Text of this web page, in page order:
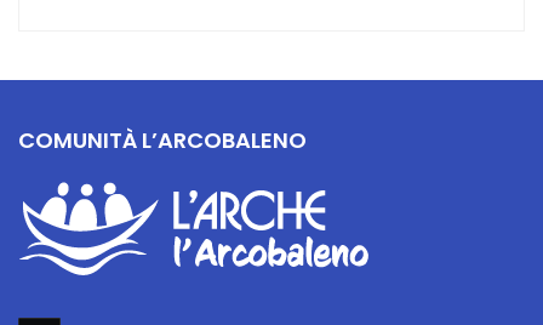
COMUNITÀ L’ARCOBALENO